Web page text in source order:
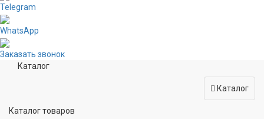
Telegram
WhatsApp
Заказать звонок
Каталог
Каталог
Каталог товаров